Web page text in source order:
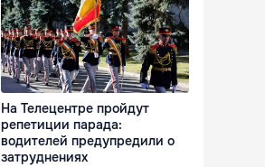
На Телецентре пройдут
репетиции парада:
водителей предупредили о
затруднениях